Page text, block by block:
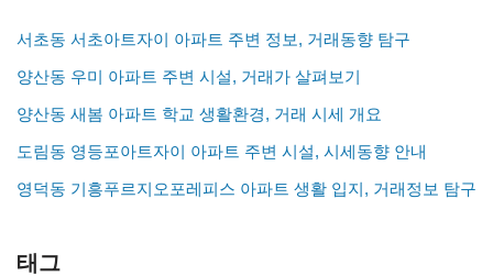
서초동 서초아트자이 아파트 주변 정보, 거래동향 탐구
양산동 우미 아파트 주변 시설, 거래가 살펴보기
양산동 새봄 아파트 학교 생활환경, 거래 시세 개요
도림동 영등포아트자이 아파트 주변 시설, 시세동향 안내
영덕동 기흥푸르지오포레피스 아파트 생활 입지, 거래정보 탐구
태그